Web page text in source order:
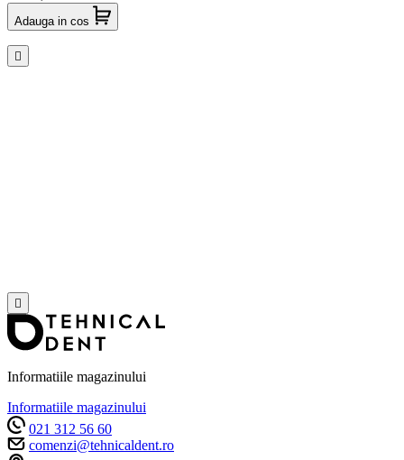
Adauga in cos


Informatiile magazinului
Informatiile magazinului
021 312 56 60
comenzi@tehnicaldent.ro